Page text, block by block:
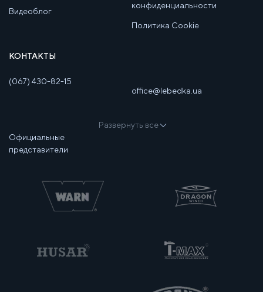
Видеоблог
конфиденциальности
Политика Cookie
КОНТАКТЫ
(067) 430-82-15
office@lebedka.ua
Развернуть все
Официальные
представители